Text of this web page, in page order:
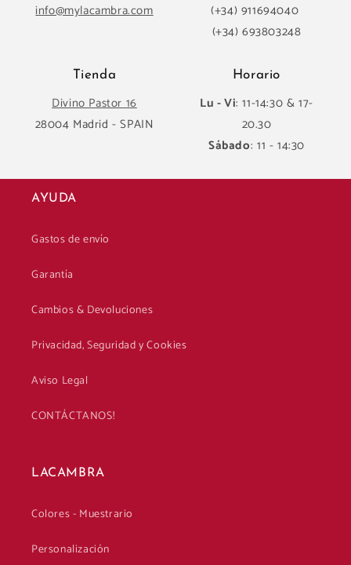
info@mylacambra.com
(+34) 911694040
(+34) 693803248
Tienda
Divino Pastor 16
28004 Madrid - SPAIN
Horario
Lu - Vi: 11-14:30 & 17-
20.30
Sábado: 11 - 14:30
AYUDA
Gastos de envío
Garantía
Cambios & Devoluciones
Privacidad, Seguridad y Cookies
Aviso Legal
CONTÁCTANOS!
LACAMBRA
Colores - Muestrario
Personalización